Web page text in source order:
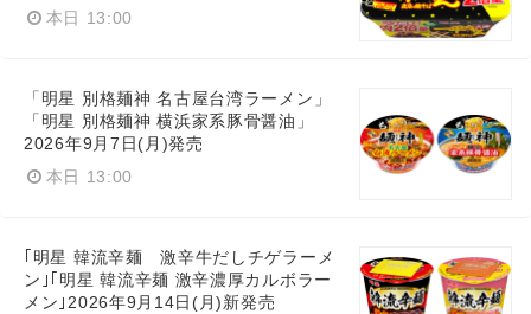
本日 13:00
「明星 別格麺神 名古屋台湾ラーメン」
「明星 別格麺神 横浜家系豚骨醤油」
2026年9月7日(月)発売
本日 13:00
｢明星 韓流辛麺 激辛牛だしチゲラーメ
ン｣｢明星 韓流辛麺 激辛濃厚カルボラー
メン｣2026年9月14日(月)新発売